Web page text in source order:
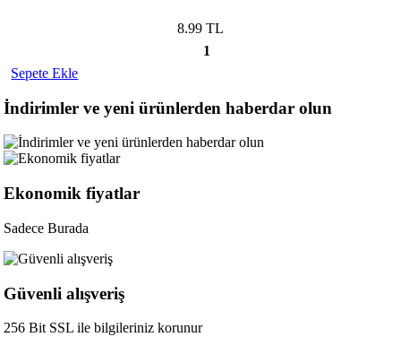
8.99 TL
1
Sepete Ekle
İndirimler ve yeni ürünlerden haberdar olun
Ekonomik fiyatlar
Sadece Burada
Güvenli alışveriş
256 Bit SSL ile bilgileriniz korunur